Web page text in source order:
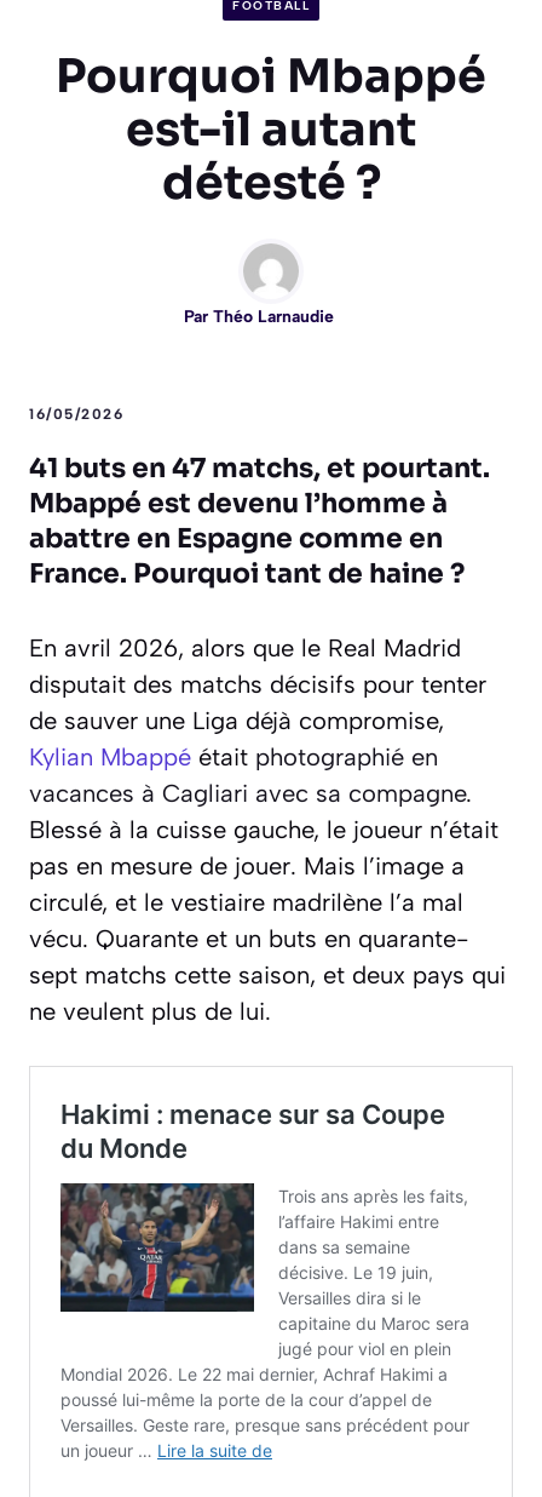
FOOTBALL
Pourquoi Mbappé
est-il autant
détesté ?
Par Théo Larnaudie
16/05/2026
41 buts en 47 matchs, et pourtant.
Mbappé est devenu l’homme à
abattre en Espagne comme en
France. Pourquoi tant de haine ?
En avril 2026, alors que le Real Madrid
disputait des matchs décisifs pour tenter
de sauver une Liga déjà compromise,
Kylian Mbappé était photographié en
vacances à Cagliari avec sa compagne.
Blessé à la cuisse gauche, le joueur n’était
pas en mesure de jouer. Mais l’image a
circulé, et le vestiaire madrilène l’a mal
vécu. Quarante et un buts en quarante-
sept matchs cette saison, et deux pays qui
ne veulent plus de lui.